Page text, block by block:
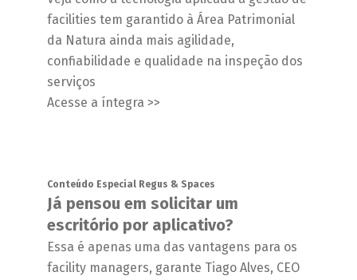
facilities tem garantido à Área Patrimonial
da Natura ainda mais agilidade,
confiabilidade e qualidade na inspeção dos
serviços
Acesse a íntegra >>
Conteúdo Especial Regus & Spaces
Já pensou em solicitar um
escritório por aplicativo?
Essa é apenas uma das vantagens para os
facility managers, garante Tiago Alves, CEO